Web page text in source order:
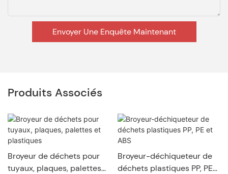
Envoyer Une Enquête Maintenant
Produits Associés
Broyeur de déchets pour
tuyaux, plaques, palettes
Broyeur-déchiqueteur de
déchets plastiques PP, PE